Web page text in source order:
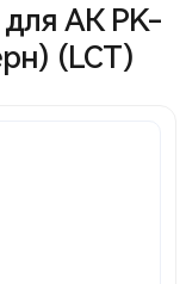
АК PK-
(LCT)